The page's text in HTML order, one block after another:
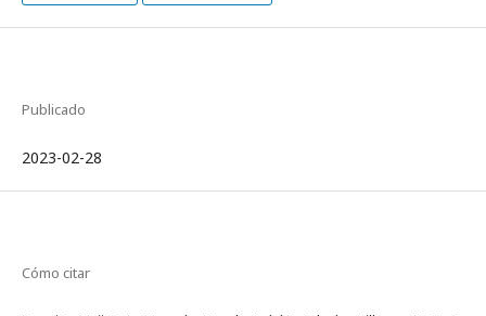
Publicado
2023-02-28
Cómo citar